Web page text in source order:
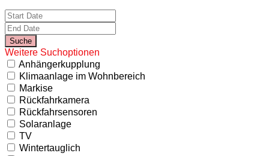
Weitere Suchoptionen
Anhängerkupplung
Klimaanlage im Wohnbereich
Markise
Rückfahrkamera
Rückfahrsensoren
Solaranlage
TV
Wintertauglich